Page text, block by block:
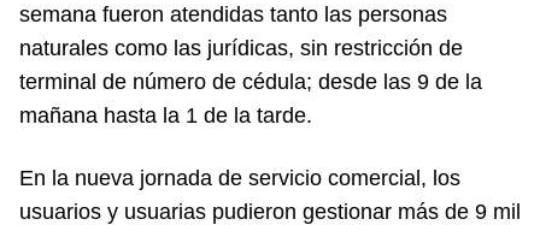
semana fueron atendidas tanto las personas
naturales como las jurídicas, sin restricción de
terminal de número de cédula; desde las 9 de la
mañana hasta la 1 de la tarde.
En la nueva jornada de servicio comercial, los
usuarios y usuarias pudieron gestionar más de 9 mil